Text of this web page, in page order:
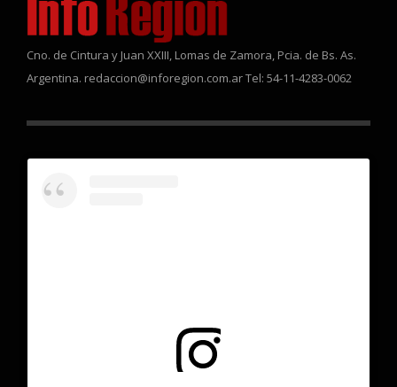
Cno. de Cintura y Juan XXIII, Lomas de Zamora, Pcia. de Bs. As.
Argentina. redaccion@inforegion.com.ar Tel: 54-11-4283-0062